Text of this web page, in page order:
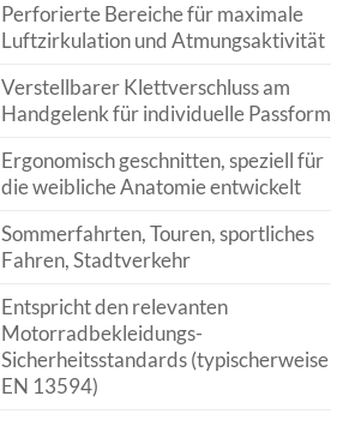
Perforierte Bereiche für maximale
Luftzirkulation und Atmungsaktivität
Verstellbarer Klettverschluss am
Handgelenk für individuelle Passform
Ergonomisch geschnitten, speziell für
die weibliche Anatomie entwickelt
Sommerfahrten, Touren, sportliches
Fahren, Stadtverkehr
Entspricht den relevanten
Motorradbekleidungs-
Sicherheitsstandards (typischerweise
EN 13594)